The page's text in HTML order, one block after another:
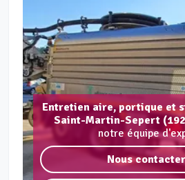
Entretien aire, portique et
Saint-Martin-Sepert
notre équipe
Nous contacter